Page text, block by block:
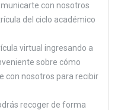
con nosotros
del ciclo académico
virtual ingresando a
sobre cómo
con nosotros para recibir
recoger de forma